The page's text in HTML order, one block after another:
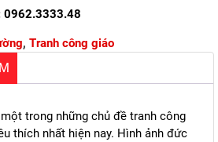
0962.3333.48
, Tranh công giáo
một trong những chủ đề tranh công
thích nhất hiện nay. Hình ảnh đức